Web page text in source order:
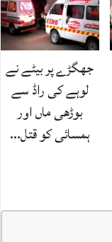
جھگڑے پر بیٹے نے
لوہے کی راڈ سے
بوڑھی ماں اور
ہمسائی کو قتل…